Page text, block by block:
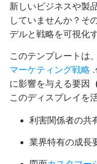
新しいビジネスや製
していませんか？そ
デルと戦略を可視化
このテンプレートは
マーケティング戦略
に影響を与える要因
このディスプレイを
利害関係者の共
業界特有の成長